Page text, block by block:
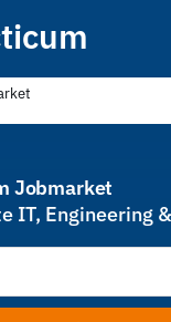
Jobmarket
IT, Engineering